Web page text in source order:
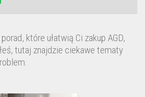
które ułatwią Ci zakup AGD,
tutaj znajdzie ciekawe tematy